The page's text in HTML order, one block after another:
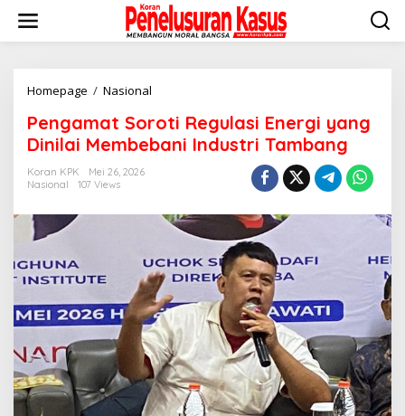
konten
Homepage / Nasional
Regulasi
Energi
yang
Tambang
Pengamat Soroti Regulasi Energi yang
Dinilai Membebani Industri Tambang
Koran KPK
Mei 26, 2026
Nasional
107 Views